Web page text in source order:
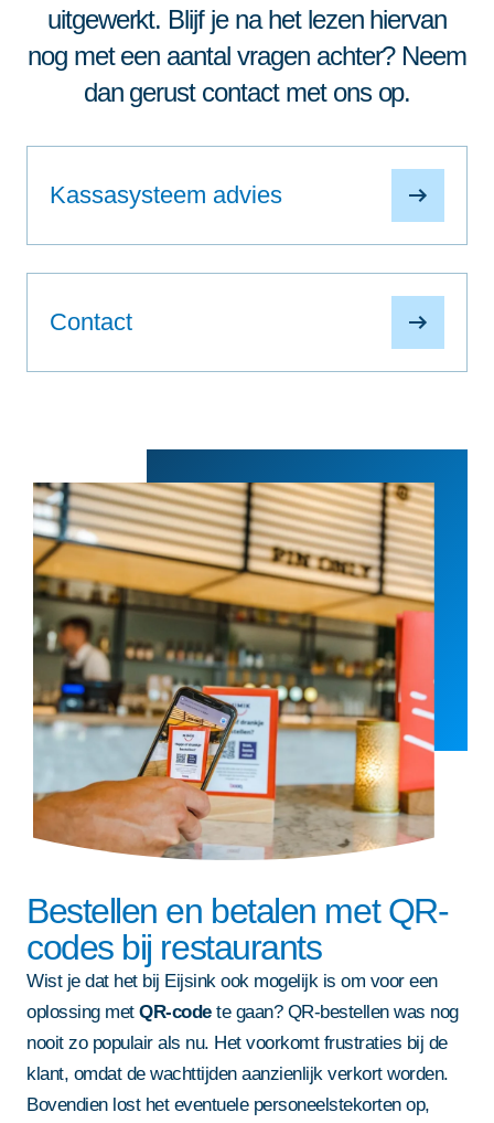
uitgewerkt. Blijf je na het lezen hiervan
nog met een aantal vragen achter? Neem
dan gerust contact met ons op.
Kassasysteem advies
Contact
Bestellen en betalen met QR-
codes bij restaurants
Wist je dat het bij Eijsink ook mogelijk is om voor een
oplossing met QR-codete gaan? QR-bestellen was nog
nooit zo populair als nu. Het voorkomt frustraties bij de
klant, omdat de wachttijden aanzienlijk verkort worden.
Bovendien lost het eventuele personeelstekorten op,